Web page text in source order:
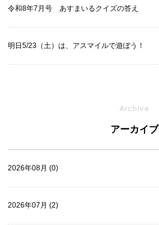
令和8年7月号 あすまいるクイズの答え
明日5/23（土）は、アスマイルで遊ぼう！
Archive
アーカイブ
2026年08月 (0)
2026年07月 (2)